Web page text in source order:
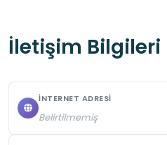
- Kullanıcılar, kendi
İletişim Bilgileri
İNTERNET ADRESI
Belirtilmemiş